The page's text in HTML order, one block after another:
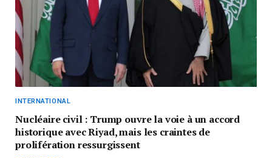
INTERNATIONAL
Nucléaire civil : Trump ouvre la voie à un accord
historique avec Riyad, mais les craintes de
prolifération ressurgissent